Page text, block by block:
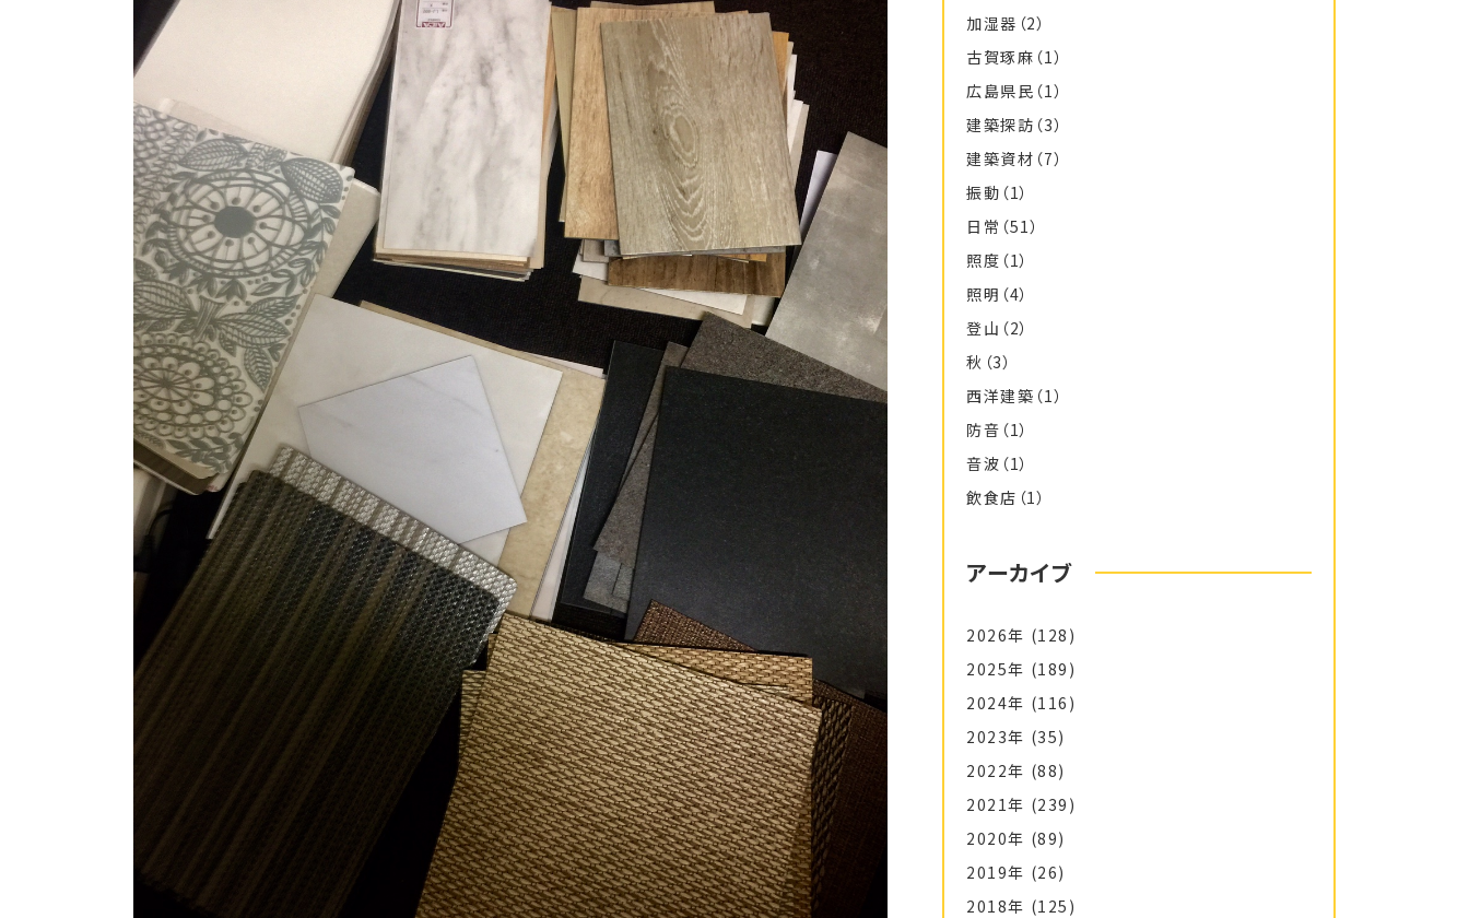
加湿器 （2）
古賀琢麻 （1）
広島県民 （1）
建築探訪 （3）
建築資材 （7）
振動 （1）
日常 （51）
照度 （1）
照明 （4）
登山 （2）
秋 （3）
西洋建築 （1）
防音 （1）
音波 （1）
飲食店 （1）
アーカイブ
2026年 (128)
2025年 (189)
2024年 (116)
2023年 (35)
2022年 (88)
2021年 (239)
2020年 (89)
2019年 (26)
2018年 (125)